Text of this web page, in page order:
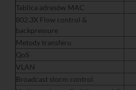
Tablica adresów MAC
802.3X Flow control &
backpressure
Metody transferu
QoS
VLAN
Broadcast storm control